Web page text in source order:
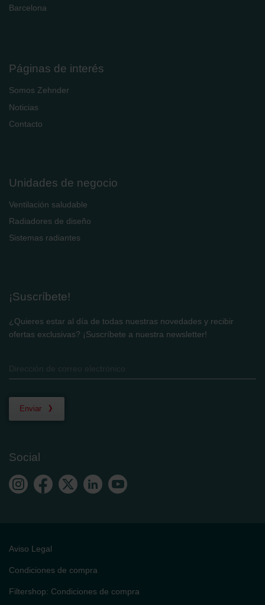
Barcelona
Páginas de interés
Somos Zehnder
Noticias
Contacto
Unidades de negocio
Ventilación saludable
Radiadores de diseño
Sistemas radiantes
¡Suscríbete!
¿Quieres estar al día de todas nuestras novedades y recibir
ofertas exclusivas? ¡Suscríbete a nuestra newsletter!
Enviar
Social
Aviso Legal
Condiciones de compra
Filtershop: Condiciones de compra